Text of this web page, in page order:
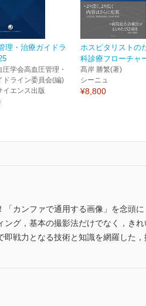
理・治療ガイドラ
圧学会高血圧管理・
ドライン委員会(編)
イエンス出版
ホスピタリストの
科診療フローチャ
髙岸 勝繁(著)
シーニュ
¥8,800
カンファで通用する画像」を念頭
ング，基本の撮影法だけでなく，き
戦力となる技術と知識を網羅した